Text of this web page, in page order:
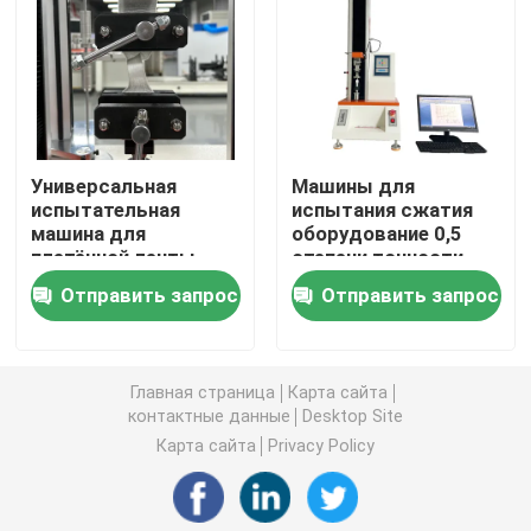
Универсальная испытательная машина
экологическая испытывая машина
Динамическая балансировочная машина
Резиновая испытывая машина
Оборудование для испытаний пластиковых
упаковывая испытывая аппаратуры
Универсальная
испытательная
машина для
плетённой ленты,
испытательная
машина для
протяженности
испытания 300 мм/
Отправить запрос
Машины для
испытания сжатия
оборудование 0,5
степени точности
Servo Utm 2kn Max
Load Push-Type Spray
Head Nozzle
Отправить запрос
Главная страница
Карта сайта
контактные данные
Desktop Site
Карта сайта
Privacy Policy